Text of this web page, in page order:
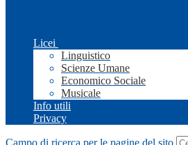
Licei
Linguistico
Scienze Umane
Economico Sociale
Musicale
Info utili
Privacy